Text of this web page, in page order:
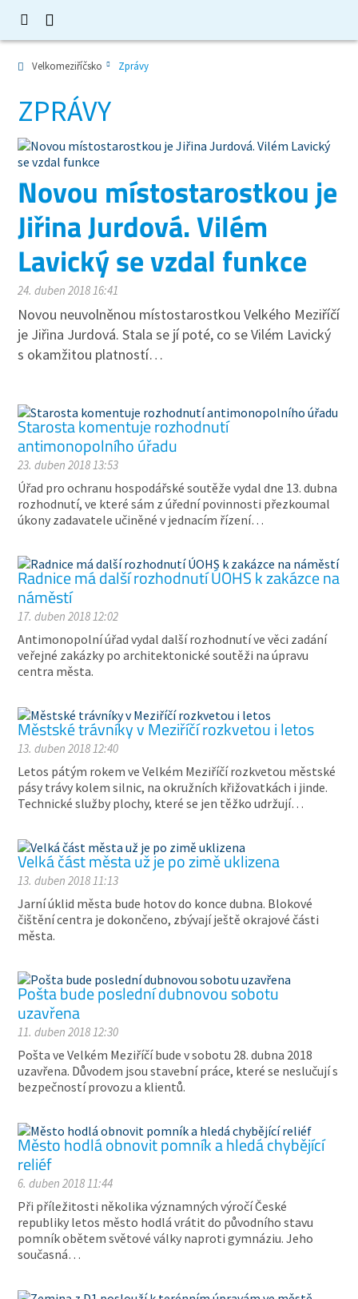
Velkomeziříčsko Zprávy
ZPRÁVY
Novou místostarostkou je
Jiřina Jurdová. Vilém
Lavický se vzdal funkce
24. duben 2018 16:41
Novou neuvolněnou místostarostkou Velkého Meziříčí
je Jiřina Jurdová. Stala se jí poté, co se Vilém Lavický
s okamžitou platností…
Starosta komentuje rozhodnutí
antimonopolního úřadu
23. duben 2018 13:53
Úřad pro ochranu hospodářské soutěže vydal dne 13. dubna
rozhodnutí, ve které sám z úřední povinnosti přezkoumal
úkony zadavatele učiněné v jednacím řízení…
Radnice má další rozhodnutí ÚOHS k zakázce na
náměstí
17. duben 2018 12:02
Antimonopolní úřad vydal další rozhodnutí ve věci zadání
veřejné zakázky po architektonické soutěži na úpravu
centra města.
Městské trávníky v Meziříčí rozkvetou i letos
13. duben 2018 12:40
Letos pátým rokem ve Velkém Meziříčí rozkvetou městské
pásy trávy kolem silnic, na okružních křižovatkách i jinde.
Technické služby plochy, které se jen těžko udržují…
Velká část města už je po zimě uklizena
13. duben 2018 11:13
Jarní úklid města bude hotov do konce dubna. Blokové
čištění centra je dokončeno, zbývají ještě okrajové části
města.
Pošta bude poslední dubnovou sobotu
uzavřena
11. duben 2018 12:30
Pošta ve Velkém Meziříčí bude v sobotu 28. dubna 2018
uzavřena. Důvodem jsou stavební práce, které se neslučují s
bezpečností provozu a klientů.
Město hodlá obnovit pomník a hledá chybějící
reliéf
6. duben 2018 11:44
Při příležitosti několika významných výročí České
republiky letos město hodlá vrátit do původního stavu
pomník obětem světové války naproti gymnáziu. Jeho
současná…